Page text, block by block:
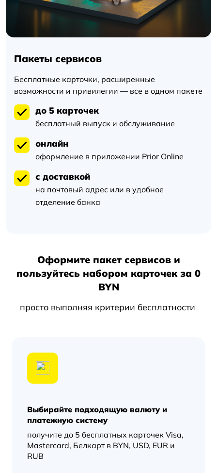
Пакеты сервисов
Бесплатные карточки, расширенные
возможности и привилегии — все в одном пакете
до 5 карточек
бесплатный выпуск и обслуживание
онлайн
оформление в приложении Prior Online
с доставкой
на почтовый адрес или в удобное
отделение банка
Оформите пакет сервисов и
пользуйтесь набором карточек за 0
BYN
просто выполняя критерии бесплатности
Выбирайте подходящую валюту и
платежную систему
получите до 5 бесплатных карточек Visa,
Mastercard, Белкарт в BYN, USD, EUR и
RUB